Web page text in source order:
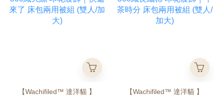
【Wachifiled™ 達洋貓 】
【Wachifiled™ 達洋貓 】